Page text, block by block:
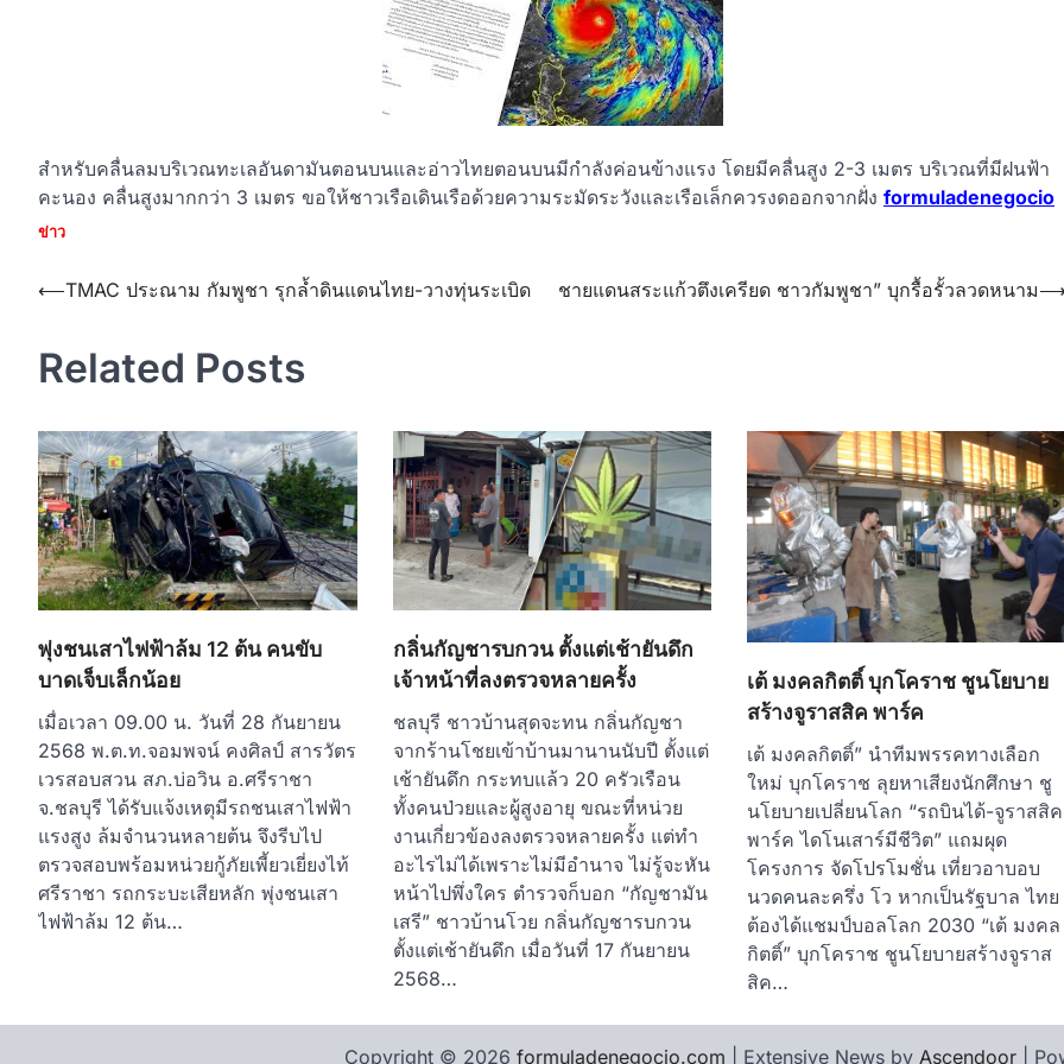
สำหรับคลื่นลมบริเวณทะเลอันดามันตอนบนและอ่าวไทยตอนบนมีกำลังค่อนข้างแรง โดยมีคลื่นสูง 2-3 เมตร บริเวณที่มีฝนฟ้า
คะนอง คลื่นสูงมากกว่า 3 เมตร ขอให้ชาวเรือเดินเรือด้วยความระมัดระวังและเรือเล็กควรงดออกจากฝั่ง formuladenegocio
ข่าว
Post
⟵TMAC ประณาม กัมพูชา รุกล้ำดินแดนไทย-วางทุ่นระเบิด ชายแดนสระแก้วตึงเครียด ชาวกัมพูชา” บุกรื้อรั้วลวดหนาม
Related Posts
พุ่งชนเสาไฟฟ้าล้ม 12 ต้น คนขับ
บาดเจ็บเล็กน้อย
เมื่อเวลา 09.00 น. วันที่ 28 กันยายน
2568 พ.ต.ท.จอมพจน์ คงศิลป์ สารวัตร
เวรสอบสวน สภ.บ่อวิน อ.ศรีราชา
จ.ชลบุรี ได้รับแจ้งเหตุมีรถชนเสาไฟฟ้า
แรงสูง ล้มจำนวนหลายต้น จึงรีบไป
ตรวจสอบพร้อมหน่วยกู้ภัยเพี้ยวเยี่ยงไท้
ศรีราชา รถกระบะเสียหลัก พุ่งชนเสา
ไฟฟ้าล้ม 12 ต้น…
กลิ่นกัญชารบกวน ตั้งแต่เช้ายันดึก
เจ้าหน้าที่ลงตรวจหลายครั้ง
ชลบุรี ชาวบ้านสุดจะทน กลิ่นกัญชา
จากร้านโชยเข้าบ้านมานานนับปี ตั้งแต่
เช้ายันดึก กระทบแล้ว 20 ครัวเรือน
ทั้งคนป่วยและผู้สูงอายุ ขณะที่หน่วย
งานเกี่ยวข้องลงตรวจหลายครั้ง แต่ทำ
อะไรไม่ได้เพราะไม่มีอำนาจ ไม่รู้จะหัน
หน้าไปพึ่งใคร ตำรวจก็บอก “กัญชามัน
เสรี” ชาวบ้านโวย กลิ่นกัญชารบกวน
ตั้งแต่เช้ายันดึก เมื่อวันที่ 17 กันยายน
2568…
เต้ มงคลกิตติ์ บุกโคราช ชูนโยบาย
สร้างจูราสสิค พาร์ค
เต้ มงคลกิตติ์” นำทีมพรรคทางเลือก
ใหม่ บุกโคราช ลุยหาเสียงนักศึกษา ชู
นโยบายเปลี่ยนโลก “รถบินได้-จูราสสิค
พาร์ค ไดโนเสาร์มีชีวิต” แถมผุด
โครงการ จัดโปรโมชั่น เที่ยวอาบอบ
นวดคนละครึ่ง โว หากเป็นรัฐบาล ไทย
ต้องได้แชมป์บอลโลก 2030 “เต้ มงคล
กิตติ์” บุกโคราช ชูนโยบายสร้างจูราส
สิค…
Copyright © 2026 formuladenegocio.com | Extensive News by Ascendoor |